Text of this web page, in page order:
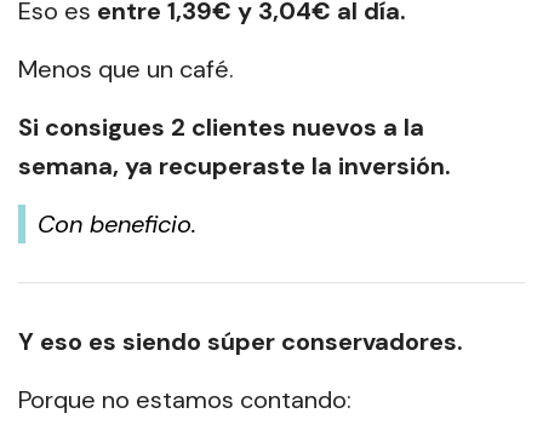
Eso es entre 1,39€ y 3,04€ al día.
Menos que un café.
Si consigues 2 clientes nuevos a la
semana, ya recuperaste la inversión.
Con beneficio.
Y eso es siendo súper conservadores.
Porque no estamos contando: